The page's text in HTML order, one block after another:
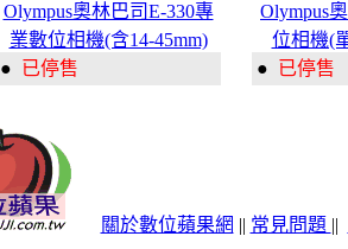
Olympus奧林巴司E-330專
業數位相機(含14-45mm)
● 已停售
Olympus
位相機(
● 已停售
關於數位蘋果網 || 常見問題 ||